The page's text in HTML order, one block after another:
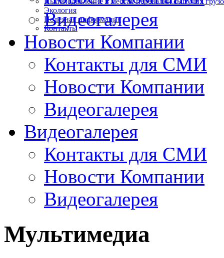
Экология
Полезная информация
Контакты
Видеогалерея
Новости Компании
Контакты для СМИ
Новости Компании
Видеогалерея
Видеогалерея
Контакты для СМИ
Новости Компании
Видеогалерея
Мультимедиа